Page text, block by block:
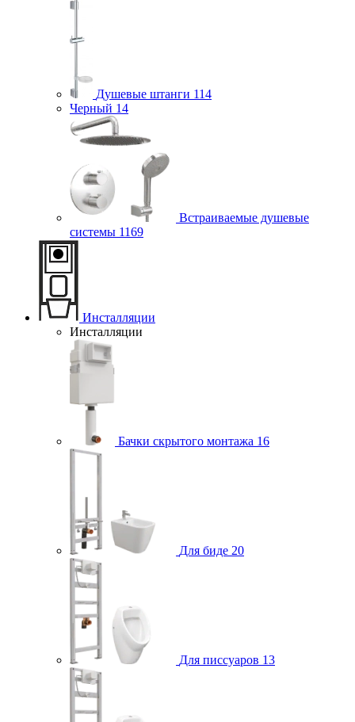
Душевые штанги 114
Черный 14
Встраиваемые душевые
системы 1169
Инсталляции
Инсталляции
Бачки скрытого монтажа 16
Для биде 20
Для писсуаров 13